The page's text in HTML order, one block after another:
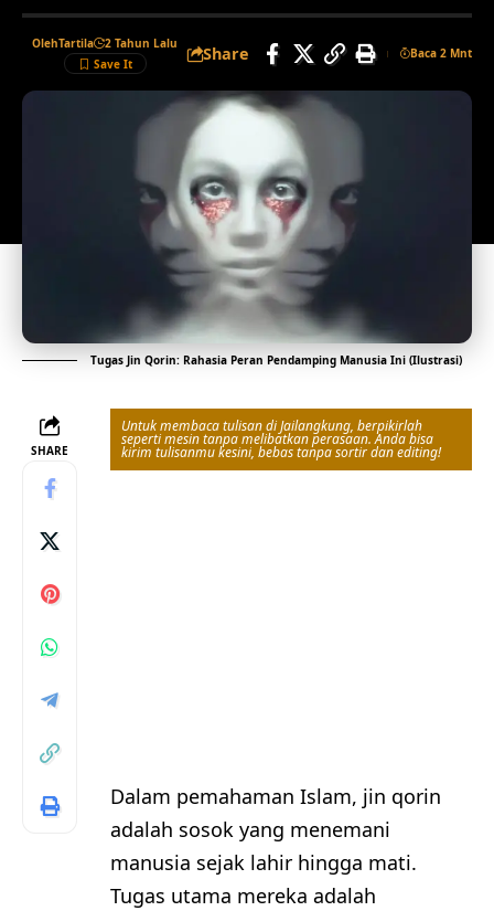
OlehTartila 2 Tahun Lalu Share Baca 2 Mnt
Tugas Jin Qorin: Rahasia Peran Pendamping Manusia Ini (Ilustrasi)
SHARE
Untuk membaca tulisan di Jailangkung, berpikirlah
seperti mesin tanpa melibatkan perasaan. Anda bisa
kirim tulisanmu kesini, bebas tanpa sortir dan editing!
Dalam pemahaman Islam, jin qorin
adalah sosok yang menemani
manusia sejak lahir hingga mati.
Tugas utama mereka adalah